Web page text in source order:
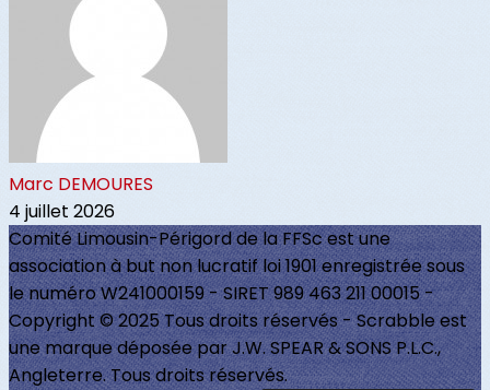
Marc DEMOURES
4 juillet 2026
Comité Limousin-Périgord de la FFSc est une
association à but non lucratif loi 1901 enregistrée sous
le numéro W241000159 - SIRET 989 463 211 00015 -
Copyright © 2025 Tous droits réservés - Scrabble est
une marque déposée par J.W. SPEAR & SONS P.L.C.,
Angleterre. Tous droits réservés.